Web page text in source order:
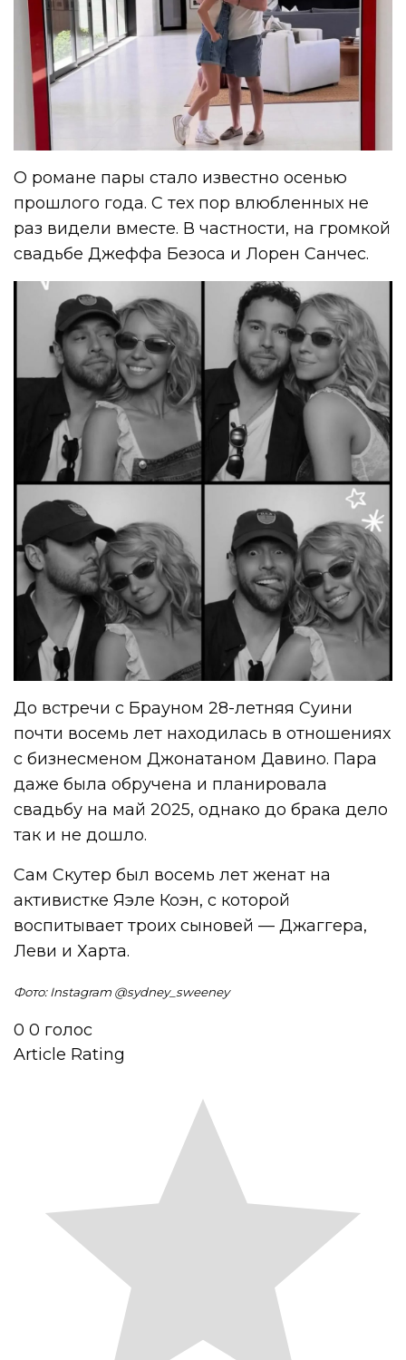
О романе пары стало известно осенью
прошлого года. С тех пор влюбленных не
раз видели вместе. В частности, на громкой
свадьбе Джеффа Безоса и Лорен Санчес.
До встречи с Брауном 28-летняя Суини
почти восемь лет находилась в отношениях
с бизнесменом Джонатаном Давино. Пара
даже была обручена и планировала
свадьбу на май 2025, однако до брака дело
так и не дошло.
Сам Скутер был восемь лет женат на
активистке Яэле Коэн, с которой
воспитывает троих сыновей — Джаггера,
Леви и Харта.
Фото: Instagram @sydney_sweeney
0 0 голос
Article Rating